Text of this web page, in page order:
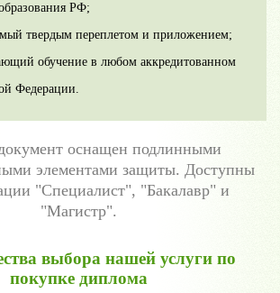
РФ;
твердым переплетом и приложением;
обучение в любом аккредитованном
Федерации.
оснащен подлинными
элементами защиты. Доступны
"Специалист", "Бакалавр" и
"Магистр".
выбора нашей услуги по
покупке диплома